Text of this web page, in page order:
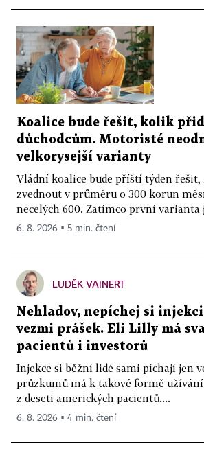
Koalice bude řešit, kolik
důchodcům. Motoristé
velkorysejší varianty
Vládní koalice bude příští týden řešit,
zvednout v průměru o 300 korun
necelých 600. Zatímco první varianta
6. 8. 2026 ▪ 5 min. čtení
LUDĚK VAINERT
Nehladov, nepíchej si
vezmi prášek. Eli Lilly má
pacientů i investorů
Injekce si běžní lidé sami píchají jen
průzkumů má k takové formě
z deseti amerických pacientů....
6. 8. 2026 ▪ 4 min. čtení